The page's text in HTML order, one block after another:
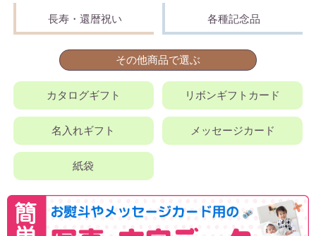
長寿・還暦祝い 各種記念品
その他商品で選ぶ
カタログギフト リボンギフトカード
名入れギフト メッセージカード
紙袋